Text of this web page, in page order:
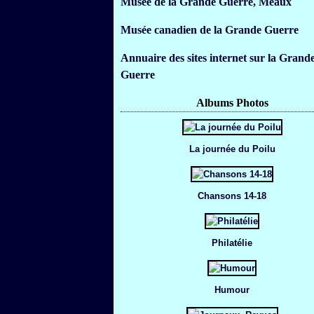
Musée canadien de la Grande Guerre
Annuaire des sites internet sur la
Guerre
Albums Photos
La journée du Poilu
Chansons 14-18
Philatélie
Humour